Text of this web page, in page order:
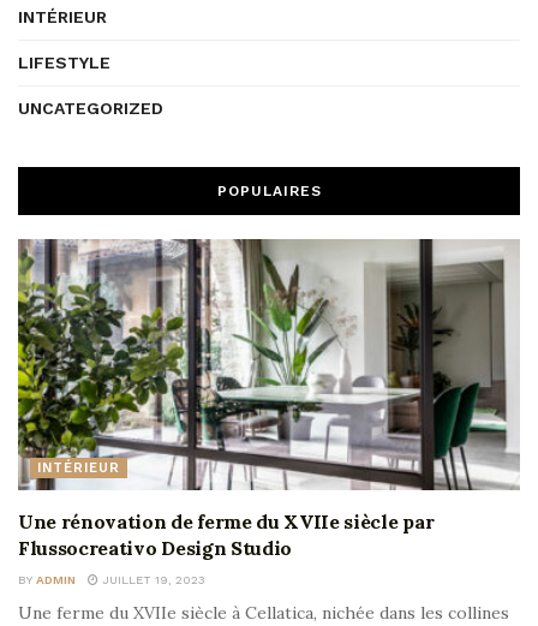
INTÉRIEUR
LIFESTYLE
UNCATEGORIZED
POPULAIRES
INTÉRIEUR
Une rénovation de ferme du XVIIe siècle par
Flussocreativo Design Studio
BY ADMIN JUILLET 19, 2023
Une ferme du XVIIe siècle à Cellatica, nichée dans les collines